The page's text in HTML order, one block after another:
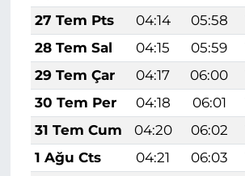
27 Tem Pts
04:14 05:58
28 Tem Sal
04:15 05:59
29 Tem Çar
04:17 06:00
30 Tem Per
04:18 06:01
31 Tem Cum
04:20 06:02
1 Ağu Cts
04:21 06:03